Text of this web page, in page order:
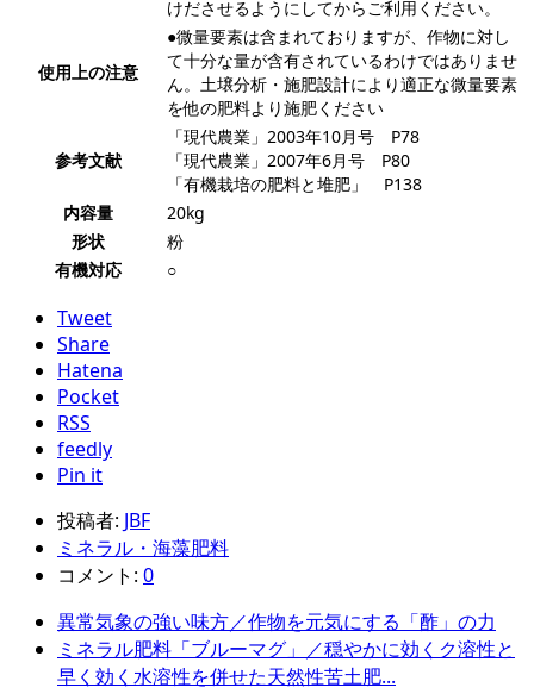
けださせるようにしてからご利用ください。
使用上の注意
●微量要素は含まれておりますが、作物に対し
て十分な量が含有されているわけではありませ
ん。土壌分析・施肥設計により適正な微量要素
を他の肥料より施肥ください
参考文献
「現代農業」2003年10月号 P78
「現代農業」2007年6月号 P80
「有機栽培の肥料と堆肥」 P138
内容量
20kg
形状
粉
有機対応
○
Tweet
Share
Hatena
Pocket
RSS
feedly
Pin it
投稿者: JBF
ミネラル・海藻肥料
コメント: 0
異常気象の強い味方／作物を元気にする「酢」の力
ミネラル肥料「ブルーマグ」／穏やかに効くク溶性と
早く効く水溶性を併せた天然性苦土肥...